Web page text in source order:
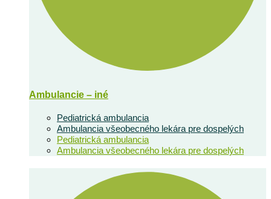
Ambulancie – iné
Pediatrická ambulancia
Ambulancia všeobecného lekára pre dospelých
Pediatrická ambulancia
Ambulancia všeobecného lekára pre dospelých